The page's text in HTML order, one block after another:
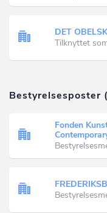
DET
Tilknyttet
Bestyrelsesposter
Fonden